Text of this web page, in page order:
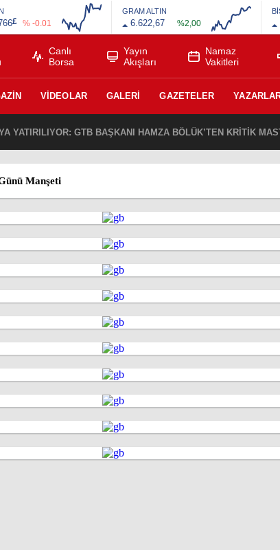
£ % -0.01
GRAM ALTIN
6.622,67 %2,00
Canlı
Borsa
Yayın
Akışları
Namaz
Vakitleri
VIDEOLAR GALERI GAZETELER
YATIRILIYOR: GTB BAŞKANI HAMZA BÖLÜK’TEN KRİTİK
Manşeti